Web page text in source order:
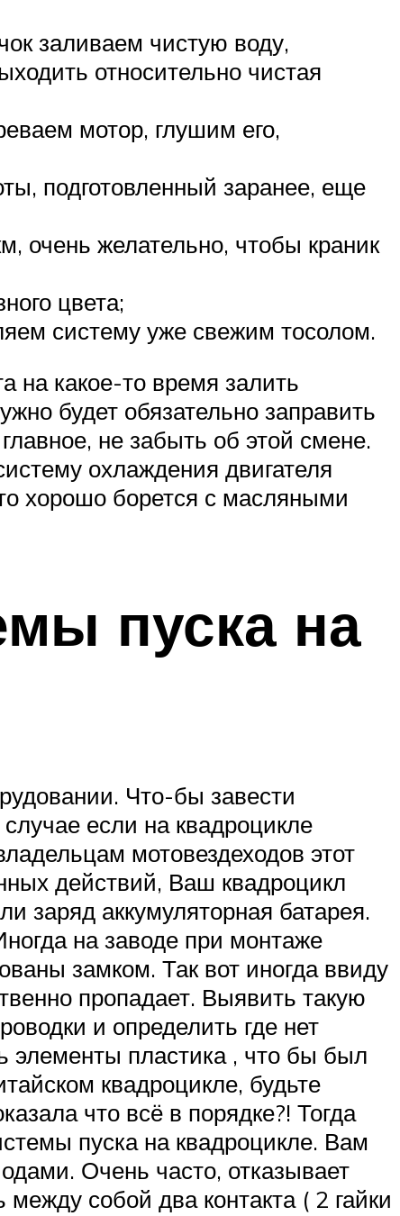
заливаем чистую воду,
относительно чистая
мотор, глушим его,
подготовленный заранее, еще
очень желательно, чтобы краник
цвета;
систему уже свежим тосолом.
на какое-то время залить
будет обязательно заправить
не забыть об этой смене.
охлаждения двигателя
хорошо борется с масляными
пуска на
Что-бы завести
если на квадроцикле
мотовездеходов этот
действий, Ваш квадроцикл
заряд аккумуляторная батарея.
на заводе при монтаже
замком. Так вот иногда ввиду
пропадает. Выявить такую
и определить где нет
элементы пластика , что бы был
квадроцикле, будьте
что всё в порядке?! Тогда
пуска на квадроцикле. Вам
Очень часто, отказывает
собой два контакта ( 2 гайки